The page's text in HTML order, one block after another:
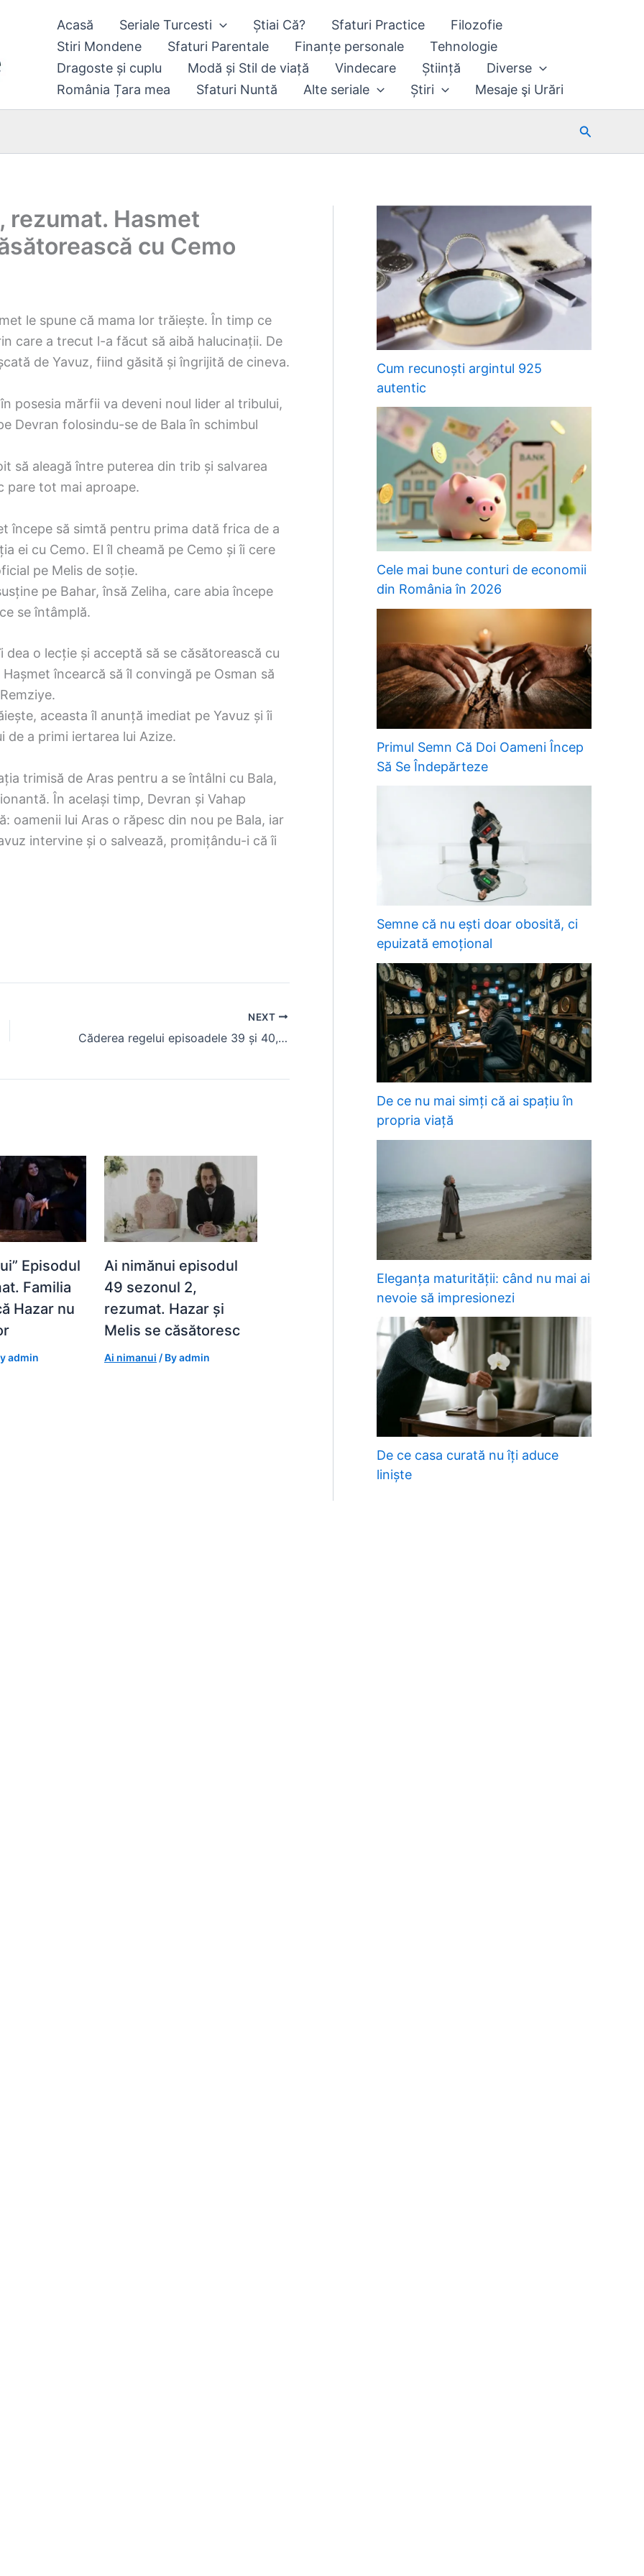
Acasă Seriale Turcesti Știai Că? Sfaturi Practice
Filozofie
Stiri Mondene
Sfaturi Parentale Finanțe personale
Tehnologie
Dragoste și cuplu
Modă și Stil de viață Vindecare Știință
Diverse
România Țara mea
Sfaturi Nuntă Alte seriale Știri Mesaje şi Urări
Search
rezumat. Hasmet
cu Cemo
le spune că mama lor trăiește. În timp ce
care a trecut l-a făcut să aibă halucinații. De
de Yavuz, fiind găsită și îngrijită de cineva.
posesia mărfii va deveni noul lider al tribului,
Devran folosindu-se de Bala în schimbul
să aleagă între puterea din trib și salvarea
pare tot mai aproape.
începe să simtă pentru prima dată frica de a
ei cu Cemo. El îl cheamă pe Cemo și îi cere
pe Melis de soție.
pe Bahar, însă Zeliha, care abia începe
se întâmplă.
o lecție și acceptă să se căsătorească cu
încearcă să îl convingă pe Osman să
aceasta îl anunță imediat pe Yavuz și îi
de a primi iertarea lui Azize.
trimisă de Aras pentru a se întâlni cu Bala,
În același timp, Devran și Vahap
oamenii lui Aras o răpesc din nou pe Bala, iar
intervine și o salvează, promițându-i că îi
NEXT
Căderea regelui episoadele 39 și 40, rezumat. Fadi decide să nu mai lucreze pentru Kenan
Episodul
Familia
Hazar nu
admin
Ai nimănui episodul
49 sezonul 2,
rezumat. Hazar și
Melis se căsătoresc
Ai nimanui / Byadmin
Cum recunoști argintul 925
autentic
Cele mai bune conturi de economii
din România în 2026
Primul Semn Că Doi Oameni Încep
Să Se Îndepărteze
Semne că nu ești doar obosită, ci
epuizată emoțional
De ce nu mai simți că ai spațiu în
propria viață
Eleganța maturității: când nu mai ai
nevoie să impresionezi
De ce casa curată nu îți aduce
liniște